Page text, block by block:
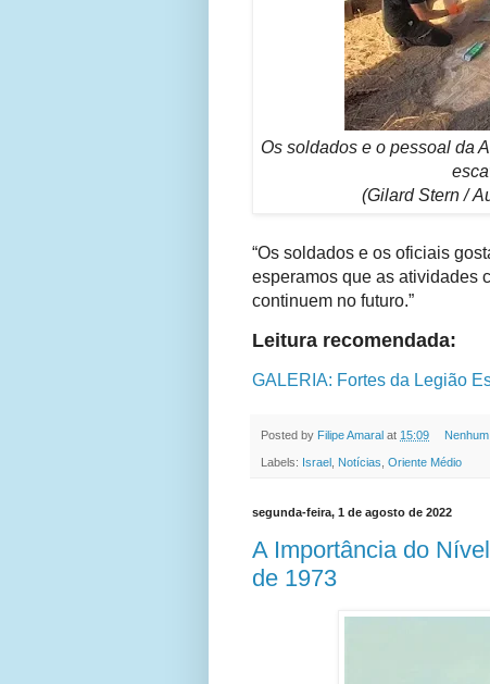
Os soldados e o pessoal da
(Gilard Stern /
“Os soldados e os oficiais
esperamos que as atividades
continuem no futuro.”
Leitura recomendada:
GALERIA: Fortes da Legião
Posted by Filipe Amaral at 15:09
Labels: Israel Notícias Oriente Médio
segunda-feira, 1 de agosto de 2022
A Importância do
de 1973